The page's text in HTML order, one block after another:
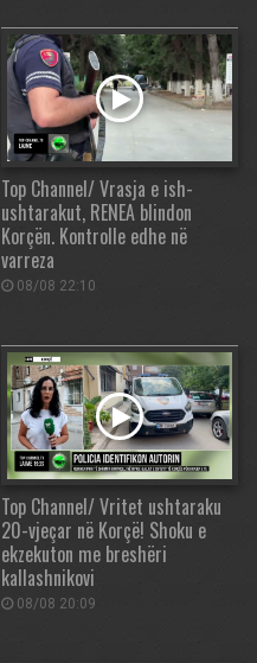
Top Channel/ Vrasja e ish-
ushtarakut, RENEA blindon
Korçën. Kontrolle edhe në
varreza
08/08 22:10
Top Channel/ Vritet ushtaraku
20-vjeçar në Korçë! Shoku e
ekzekuton me breshëri
kallashnikovi
08/08 20:09